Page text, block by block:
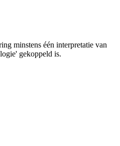
minstens één interpretatie van
gekoppeld is.